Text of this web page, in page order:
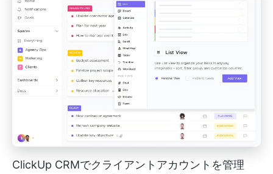
ClickUp CRMでクライアントアカウントを管理